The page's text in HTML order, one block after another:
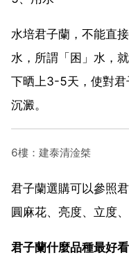
水培君子蘭，不能直
水，所謂「困」水，
下晒上3-5天，使對君
沉澱。
6樓：建泰清淦桀
君子蘭選購可以參照
圓麻花、亮度、立度
君子蘭什麼品種最好看